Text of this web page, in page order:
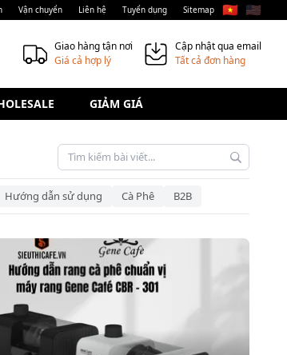
Vận chuyển Liên hệ Tuyển dụng Sitemap 🇻🇳 🇺🇸
Giao hàng tận nơi
Giá cả hợp lý
Cập nhật qua email
Tất cả đơn hàng
GIẢM GIÁ
Hướng dẫn sử dụng Cà Phê B2B